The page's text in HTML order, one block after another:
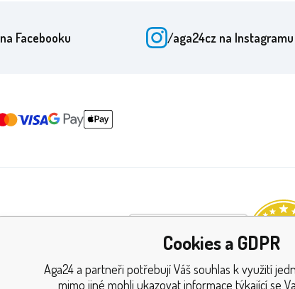
na Facebooku /aga24cz na Instagramu
Cookies a GDPR
Aga24 a partneři potřebují Váš souhlas k využití
mimo jiné mohli ukazovat informace týkající se